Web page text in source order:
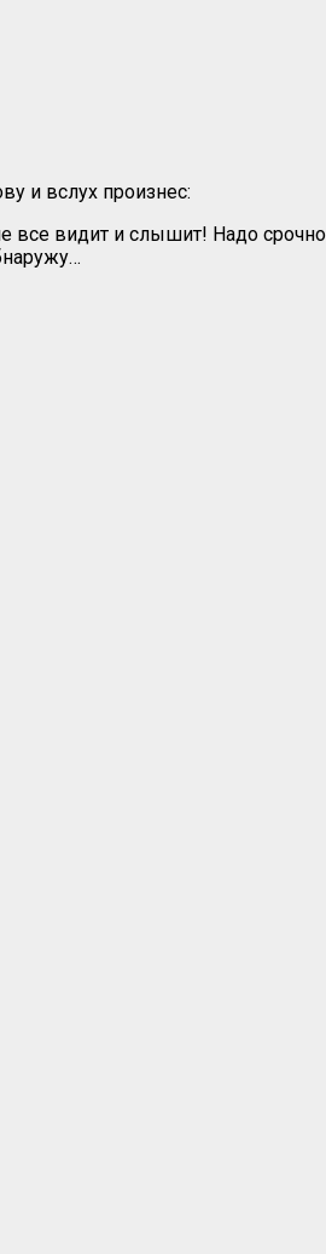
и вслух произнес:
видит и слышит! Надо